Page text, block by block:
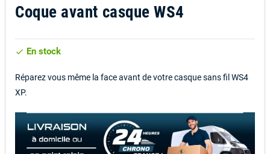
Coque avant casque WS4
check En stock
Réparez vous même la face avant de votre casque sans fil WS4
XP.